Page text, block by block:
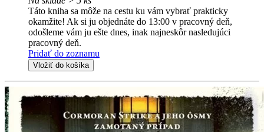
Táto kniha sa môže na cestu ku vám vybrať prakticky
okamžite! Ak si ju objednáte do 13:00 v pracovný deň,
odošleme vám ju ešte dnes, inak najneskôr nasledujúci
pracovný deň.
Pridať do zoznamu
Vložiť do košíka